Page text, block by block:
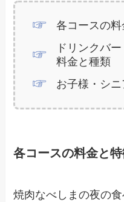
各コースの
ドリンクバ
料金と種類
お子様・シ
各コースの料金と
焼肉なべしまの夜の